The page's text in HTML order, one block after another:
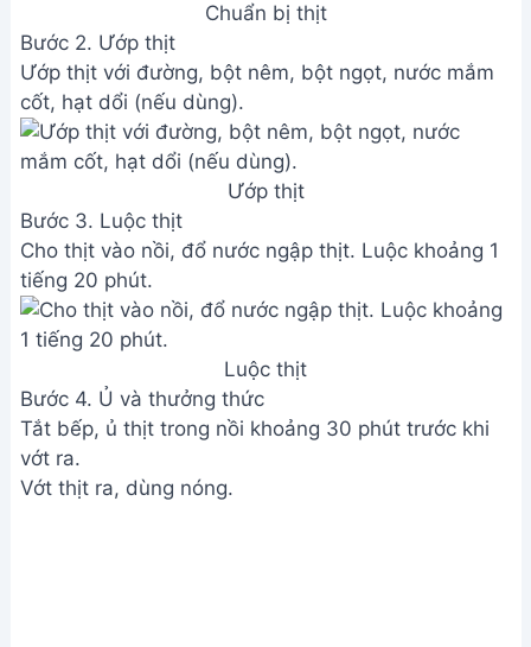
Chuẩn bị thịt
Bước 2. Ướp thịt
Ướp thịt với đường, bột nêm, bột ngọt, nước mắm
cốt, hạt dổi (nếu dùng).
Ướp thịt
Bước 3. Luộc thịt
Cho thịt vào nồi, đổ nước ngập thịt. Luộc khoảng 1
tiếng 20 phút.
Luộc thịt
Bước 4. Ủ và thưởng thức
Tắt bếp, ủ thịt trong nồi khoảng 30 phút trước khi
vớt ra.
Vớt thịt ra, dùng nóng.